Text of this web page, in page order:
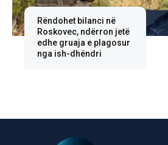
Rëndohet bilanci në
Roskovec, ndërron jetë
edhe gruaja e plagosur
nga ish-dhëndri